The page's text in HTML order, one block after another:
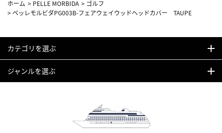
ホーム > PELLE MORBIDA > ゴルフ
>ペッレモルビダPG003B-フェアウェイウッドヘッドカバー TAUPE
カテゴリを選ぶ
ジャンルを選ぶ